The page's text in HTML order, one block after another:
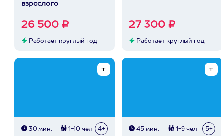
взрослого
26 500 ₽
Работает круглый год
27 300 ₽
Работает круглый год
30 мин. 1-10 чел 4+ 45 мин. 1-9 чел 5+